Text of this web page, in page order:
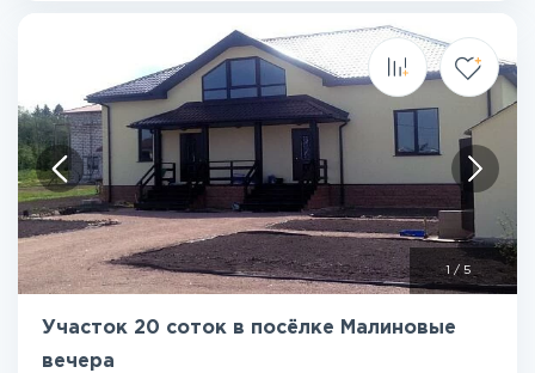
1 / 5
Участок 20 соток в посёлке Малиновые
вечера